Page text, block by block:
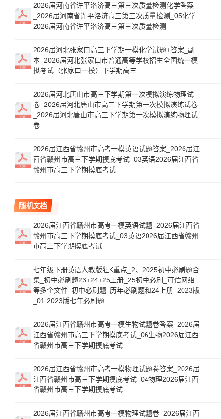
2026届河南省许平洛济高三第三次质量检测化学答案
_2026届河南省许平洛济高三第三次质量检测_05化学
2026届河南省许平洛济高三第三次质量检测
2026届河北张家口高三下学期一模化学试题+答案_副
本_2026届河北张家口市普通高等学校招生全国统一模
拟考试（张家口一模）下学期高三
2026届河北唐山市高三下学期第一次模拟演练物理试
卷_2026届河北唐山市高三下学期第一次模拟演练试卷
_2026届河北唐山市高三下学期第一次模拟演练物理试
卷
2026届江西省赣州市高考一模英语试题答案_2026届江
西省赣州市高三下学期摸底考试_03英语2026届江西省
赣州市高三下学期摸底考试
随机文档
2026届江西省赣州市高考一模英语试题_2026届江西省
赣州市高三下学期摸底考试_03英语2026届江西省赣州
市高三下学期摸底考试
七年级下册英语人教版狂K重点_2、2025初中必刷题合
集_初中必刷题23+24+25上册_25初中必刷_可信网络
等多个文件_初中必刷题_历年必刷题和24上册_2023版
_01.2023版七年必刷题
2026届江西省赣州市高考一模生物试题卷答案_2026届
江西省赣州市高三下学期摸底考试_06生物2026届江西
省赣州市高三下学期摸底考试
2026届江西省赣州市高考一模物理试题卷答案_2026届
江西省赣州市高三下学期摸底考试_04物理2026届江西
省赣州市高三下学期摸底考试
2026届江西省赣州市高考一模物理试题卷_2026届江西